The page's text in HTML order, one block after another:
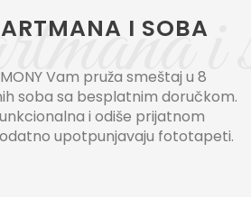
i
I SOBA
Vam pruža smeštaj u 8
soba sa besplatnim doručkom.
i odiše prijatnom
upotpunjavaju fototapeti.